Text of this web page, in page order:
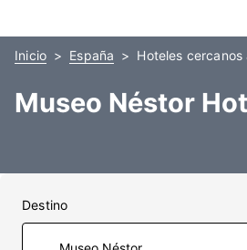
Inicio España Hoteles
Museo Néstor
Destino